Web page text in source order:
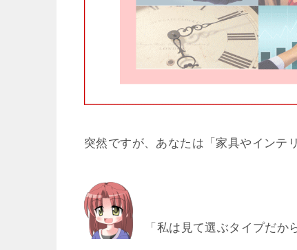
突然ですが、あなたは「家具やインテ
「私は見て選ぶタイプだか